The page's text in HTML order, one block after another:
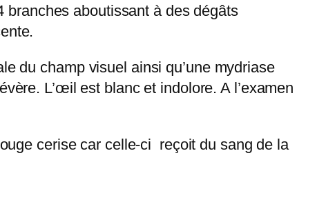
branches aboutissant à des dégâts
du champ visuel ainsi qu’une mydriase
L’œil est blanc et indolore. A l’examen
cerise car celle-ci reçoit du sang de la